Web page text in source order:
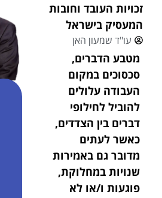
זכויות העובד וחובות
המעסיק בישראל
עו"ד שמעון האן
מטבע הדברים,
סכסוכים במקום
העבודה עלולים
להוביל לחילופי
דברים בין הצדדים,
כאשר לעתים
מדובר גם באמירות
שנויות במחלוקת,
פוגעות ו/או לא